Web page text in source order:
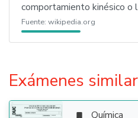
comportamiento kinésico o
Fuente: wikipedia.org
Exámenes
 Química